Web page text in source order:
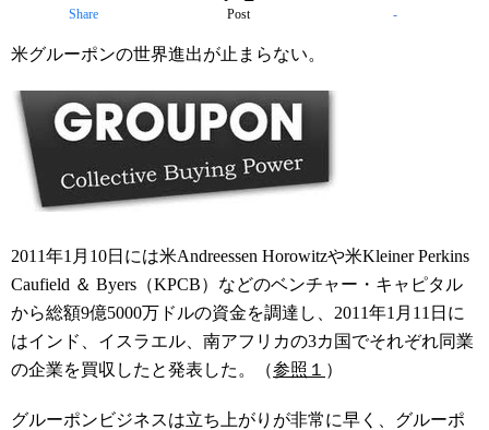
Share Post -
米グルーポンの世界進出が止まらない。
2011年1月10日には米Andreessen Horowitzや米Kleiner Perkins
Caufield ＆ Byers（KPCB）などのベンチャー・キャピタル
から総額9億5000万ドルの資金を調達し、2011年1月11日に
はインド、イスラエル、南アフリカの3カ国でそれぞれ同業
の企業を買収したと発表した。（参照１ ）
グルーポンビジネスは立ち上がりが非常に早く、グルーポ